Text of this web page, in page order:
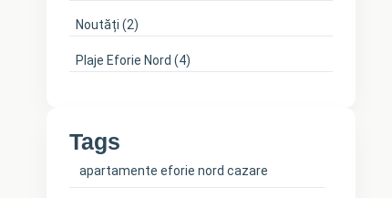
Noutăți (2)
Plaje Eforie Nord (4)
Tags
apartamente eforie nord cazare